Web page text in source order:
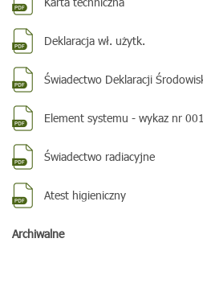
Deklaracja wł. użytk.
Świadectwo Deklaracji
Element systemu - wykaz nr
Świadectwo radiacyjne
Atest higieniczny
Archiwalne